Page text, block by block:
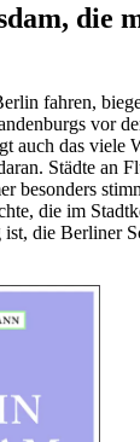
die
fahren,
vor
auch das viele
Städte an
besonders
die im
ist, die Berliner